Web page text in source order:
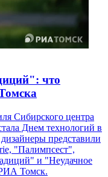
что
Сибирского центра
Днем технологий в
представили
"Палимпсест",
и "Неудачное
Томск.